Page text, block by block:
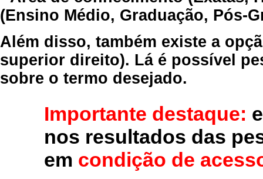
(Ensino Médio, Graduação, Pós-
Além disso, também existe a
superior direito). Lá é possível
sobre o termo desejado.
Importante destaque:
nos resultados das
em condição de